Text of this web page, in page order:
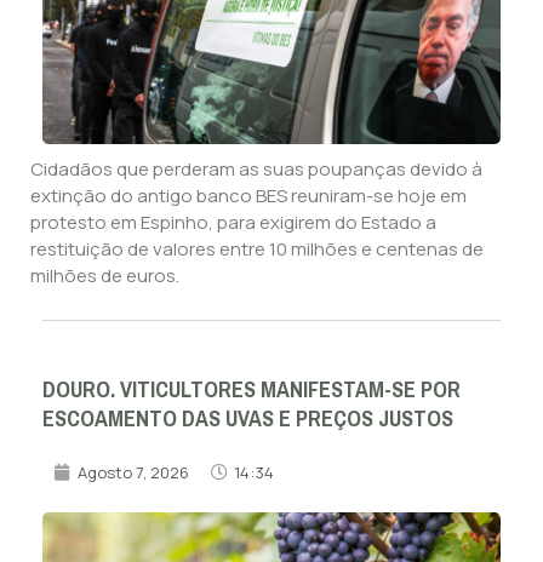
Cidadãos que perderam as suas poupanças devido à
extinção do antigo banco BES reuniram-se hoje em
protesto em Espinho, para exigirem do Estado a
restituição de valores entre 10 milhões e centenas de
milhões de euros.
DOURO. VITICULTORES MANIFESTAM-SE POR
ESCOAMENTO DAS UVAS E PREÇOS JUSTOS
Agosto 7, 2026 14:34